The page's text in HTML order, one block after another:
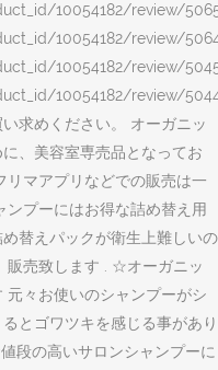
10054182/review/
10054182/review/
10054182/review/
10054182/review/
求めください。 オーガニッ
、美容室専売品となってお
リマアプリなどでの販売は一
プーにはお得な詰め替え用
替えパックが衛生上難しいの
販売致します . ☆オーガニッ
元々お使いのシャンプーがシ
とゴワツキを感じる事があり
段の高いサロンシャンプーに